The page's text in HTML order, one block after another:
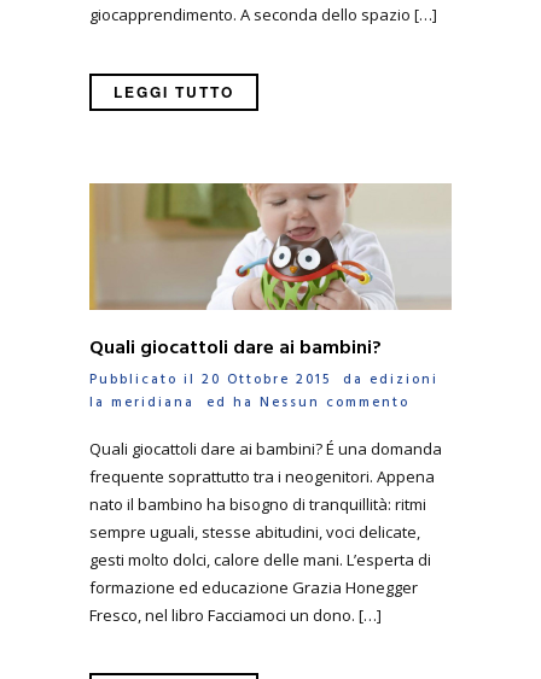
giocapprendimento. A seconda dello spazio […]
LEGGI TUTTO
Quali giocattoli dare ai bambini?
Pubblicato il 20 Ottobre 2015 da edizioni
la meridiana
ed ha Nessun commento
Quali giocattoli dare ai bambini? É una domanda
frequente soprattutto tra i neogenitori. Appena
nato il bambino ha bisogno di tranquillità: ritmi
sempre uguali, stesse abitudini, voci delicate,
gesti molto dolci, calore delle mani. L’esperta di
formazione ed educazione Grazia Honegger
Fresco, nel libro Facciamoci un dono. […]